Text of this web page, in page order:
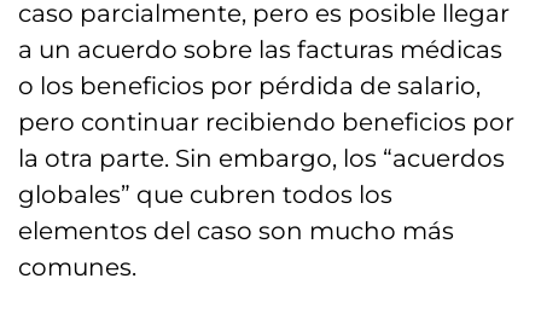
caso parcialmente, pero es posible llegar
a un acuerdo sobre las facturas médicas
o los beneficios por pérdida de salario,
pero continuar recibiendo beneficios por
la otra parte. Sin embargo, los “acuerdos
globales” que cubren todos los
elementos del caso son mucho más
comunes.